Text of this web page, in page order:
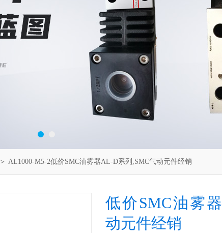
＞ AL1000-M5-2低价SMC油雾器AL-D系列,SMC气动元件经销
低价SMC油雾
动元件经销